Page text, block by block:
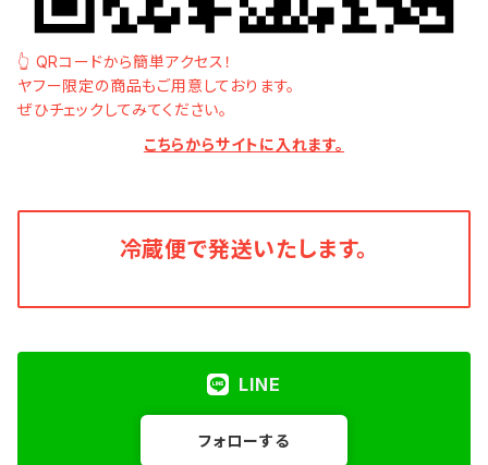
👆 QRコードから簡単アクセス！
ヤフー限定の商品もご用意しております。
ぜひチェックしてみてください。
こちらからサイトに入れます。
冷蔵便で発送いたします。
LINE
フォローする